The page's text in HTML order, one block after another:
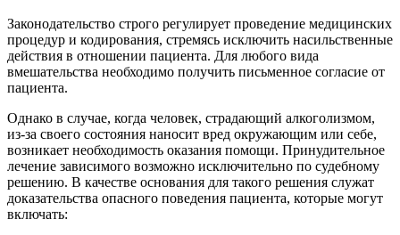
Законодательство строго регулирует проведение медицинских
процедур и кодирования, стремясь исключить насильственные
действия в отношении пациента. Для любого вида
вмешательства необходимо получить письменное согласие от
пациента.
Однако в случае, когда человек, страдающий алкоголизмом,
из-за своего состояния наносит вред окружающим или себе,
возникает необходимость оказания помощи. Принудительное
лечение зависимого возможно исключительно по судебному
решению. В качестве основания для такого решения служат
доказательства опасного поведения пациента, которые могут
включать: